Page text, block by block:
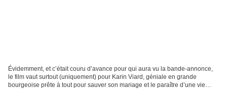
Évidemment, et c’était couru d’avance pour qui aura vu la bande-annonce,
le film vaut surtout (uniquement) pour Karin Viard, géniale en grande
bourgeoise prête à tout pour sauver son mariage et le paraître d’une vie